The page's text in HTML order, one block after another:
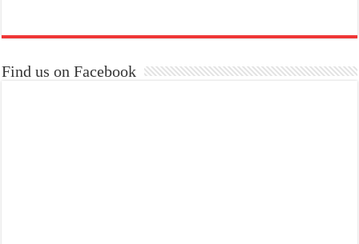
Find us on Facebook